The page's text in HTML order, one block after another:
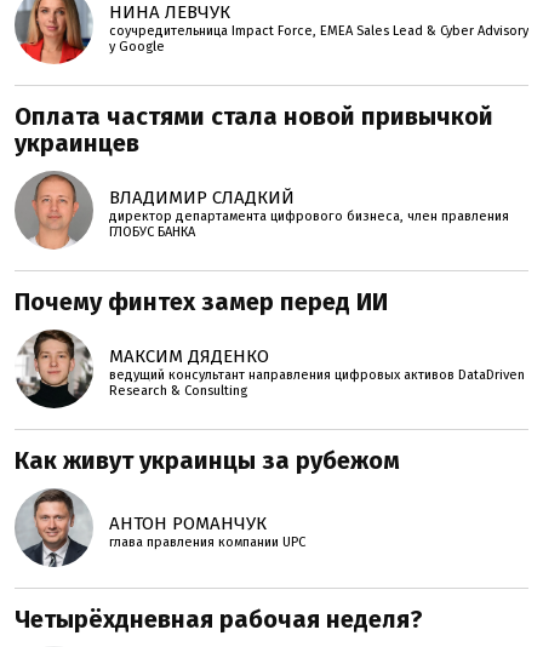
НИНА ЛЕВЧУК
соучредительница Impact Force, EMEA Sales Lead & Cyber Advisory
у Google
Оплата частями стала новой привычкой
украинцев
ВЛАДИМИР СЛАДКИЙ
директор департамента цифрового бизнеса, член правления
ГЛОБУС БАНКА
Почему финтех замер перед ИИ
МАКСИМ ДЯДЕНКО
ведущий консультант направления цифровых активов DataDriven
Research & Consulting
Как живут украинцы за рубежом
АНТОН РОМАНЧУК
глава правления компании UPC
Четырёхдневная рабочая неделя?